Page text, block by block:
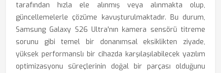
tarafından hızla ele alınmış veya alınmakta olup,
güncellemelerle çözüme kavuşturulmaktadır. Bu durum,
Samsung Galaxy S26 Ultra'nın kamera sensörü titreme
sorunu gibi temel bir donanımsal eksiklikten ziyade,
yüksek performanslı bir cihazda karşılaşılabilecek yazılım
optimizasyonu süreçlerinin doğal bir parçası olduğunu